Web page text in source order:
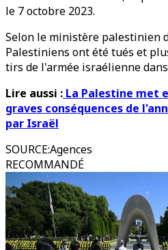
le 7 octobre 2023.
Selon le ministère palestinien
Palestiniens ont été tués et
tirs de l'armée israélienne
Lire aussi : La Palestine met
graves conséquences de
par Israël
SOURCE:Agences
RECOMMANDÉ